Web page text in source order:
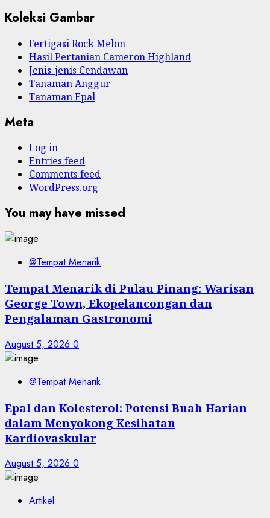
Koleksi Gambar
Fertigasi Rock Melon
Hasil Pertanian Cameron Highland
Jenis-jenis Cendawan
Tanaman Anggur
Tanaman Epal
Meta
Log in
Entries feed
Comments feed
WordPress.org
You may have missed
@Tempat Menarik
Tempat Menarik di Pulau Pinang: Warisan
George Town, Ekopelancongan dan
Pengalaman Gastronomi
August 5, 2026 0
@Tempat Menarik
Epal dan Kolesterol: Potensi Buah Harian
dalam Menyokong Kesihatan
Kardiovaskular
August 5, 2026 0
Artikel